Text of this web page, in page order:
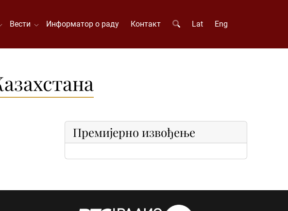
Вести Информатор о раду Контакт Lat Eng
Премијерно извођење